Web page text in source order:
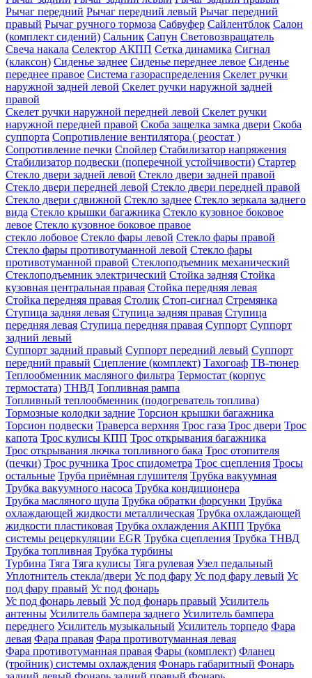
Рычаг передний Рычаг передний левый Рычаг передний
правый Рычаг ручного тормоза Сабвуфер Сайлентблок Салон
(комплект сидений) Сальник Сапун Световозвращатель
Свеча накала Селектор АКПП Сетка динамика Сигнал
(клаксон) Сиденье заднее Сиденье переднее левое Сиденье
переднее правое Система газораспределения Скелет ручки
наружной задней левой Скелет ручки наружной задней
правой
Скелет ручки наружной передней левой Скелет ручки
наружной передней правой Скоба защелка замка двери Скоба
суппорта Сопротивление вентилятора ( реостат )
Сопротивление печки Спойлер Стабилизатор напряжения
Стабилизатор подвески (поперечной устойчивости) Стартер
Стекло двери задней левой Стекло двери задней правой
Стекло двери передней левой Стекло двери передней правой
Стекло двери сдвижной Стекло заднее Стекло зеркала заднего
вида Стекло крышки багажника Стекло кузовное боковое
левое Стекло кузовное боковое правое
стекло лобовое Стекло фары левой Стекло фары правой
Стекло фары противотуманной левой Стекло фары
противотуманной правой Стеклоподъемник механический
Стеклоподъемник электрический Стойка задняя Стойка
кузовная центральная правая Стойка передняя левая
Стойка передняя правая Столик Стоп-сигнал Стремянка
Ступица задняя левая Ступица задняя правая Ступица
передняя левая Ступица передняя правая Суппорт Суппорт
задний левый
Суппорт задний правый Суппорт передний левый Суппорт
передний правый Сцепление (комплект) Тахогоаф ТВ-тюнер
Теплообменник масляного фильтра Термостат (корпус
термостата) ТНВД Топливная рампа
Топливный теплообменник (подогреватель топлива)
Тормозные колодки задние Торсион крышки багажника
Торсион подвески Траверса верхняя Трос газа Трос двери Трос
капота Трос кулисы КПП Трос открывания багажника
Трос открывания лючка топливного бака Трос отопителя
(печки) Трос ручника Трос спидометра Трос сцепления Тросы
остальные Труба приёмная глушителя Трубка вакуумная
Трубка вакуумного насоса Трубка кондиционера
Трубка масляного щупа Трубка обратки форсунки Трубка
охлаждающей жидкости металлическая Трубка охлаждающей
жидкости пластиковая Трубка охлаждения АКПП Трубка
системы рецеркуляции EGR Трубка сцепления Трубка ТНВД
Трубка топливная Трубка турбины
Турбина Тяга Тяга кулисы Тяга рулевая Узел педальный
Уплотнитель стекла/двери Ус под фару Ус под фару левый Ус
под фару правый Ус под фонарь
Ус под фонарь левый Ус под фонарь правый Усилитель
антенны Усилитель бампера заднего Усилитель бампера
переднего Усилитель музыкальный Усилитель торпедо Фара
левая Фара правая Фара противотуманная левая
Фара противотуманная правая Фары (комплект) Фланец
(тройник) системы охлаждения Фонарь габаритный Фонарь